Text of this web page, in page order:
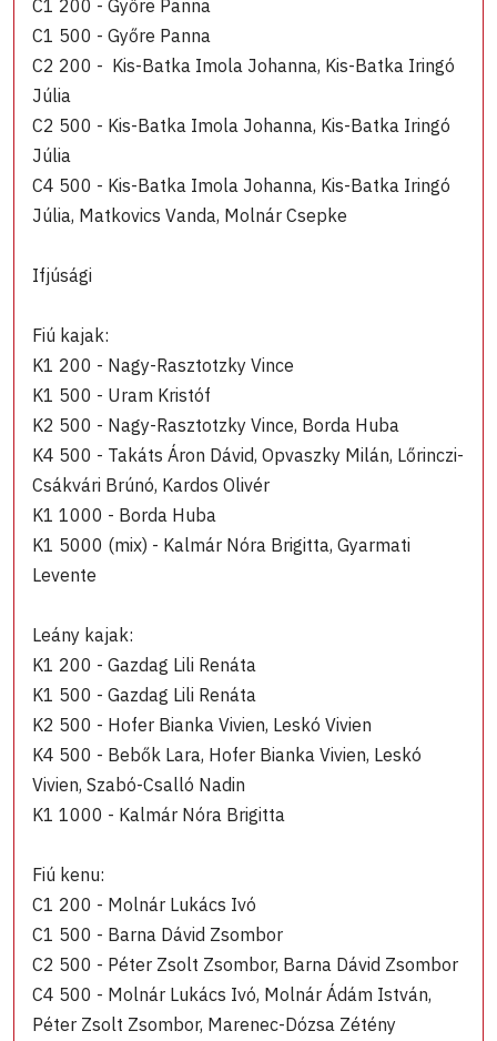
C1 200 - Győre Panna
C1 500 - Győre Panna
C2 200 - Kis-Batka Imola Johanna, Kis-Batka Iringó
Júlia
C2 500 - Kis-Batka Imola Johanna, Kis-Batka Iringó
Júlia
C4 500 - Kis-Batka Imola Johanna, Kis-Batka Iringó
Júlia, Matkovics Vanda, Molnár Csepke
Ifjúsági
Fiú kajak:
K1 200 - Nagy-Rasztotzky Vince
K1 500 - Uram Kristóf
K2 500 - Nagy-Rasztotzky Vince, Borda Huba
K4 500 - Takáts Áron Dávid, Opvaszky Milán, Lőrinczi-
Csákvári Brúnó, Kardos Olivér
K1 1000 - Borda Huba
K1 5000 (mix) - Kalmár Nóra Brigitta, Gyarmati
Levente
Leány kajak:
K1 200 - Gazdag Lili Renáta
K1 500 - Gazdag Lili Renáta
K2 500 - Hofer Bianka Vivien, Leskó Vivien
K4 500 - Bebők Lara, Hofer Bianka Vivien, Leskó
Vivien, Szabó-Csalló Nadin
K1 1000 - Kalmár Nóra Brigitta
Fiú kenu:
C1 200 - Molnár Lukács Ivó
C1 500 - Barna Dávid Zsombor
C2 500 - Péter Zsolt Zsombor, Barna Dávid Zsombor
C4 500 - Molnár Lukács Ivó, Molnár Ádám István,
Péter Zsolt Zsombor, Marenec-Dózsa Zétény